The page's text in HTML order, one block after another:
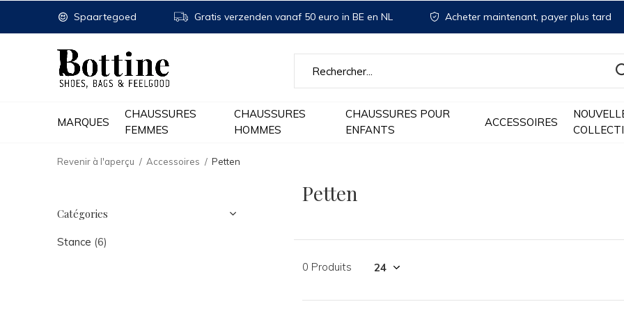
MARQUES
CHAUSSURES
FEMMES
CHAUSSURES
HOMMES
CHAUSSURES POUR
ENFANTS
ACCESSOIRES
Spaartegoed Gratis verzenden vanaf 50 euro in BE en NL Acheter maintenant, payer plus tard
Revenir à l'aperçu Accessoires Petten
Petten
0 Produits
Catégories
Stance (6)